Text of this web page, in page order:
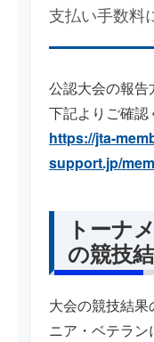
支払い手数料
公認大会の報
下記よりご確認
https://jta-
support.jp/
トーナ
の競技
大会の競技結
ニア・ベテラン